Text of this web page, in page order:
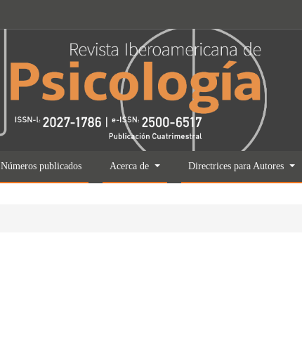
Números publicados Acerca de Directrices para Autores